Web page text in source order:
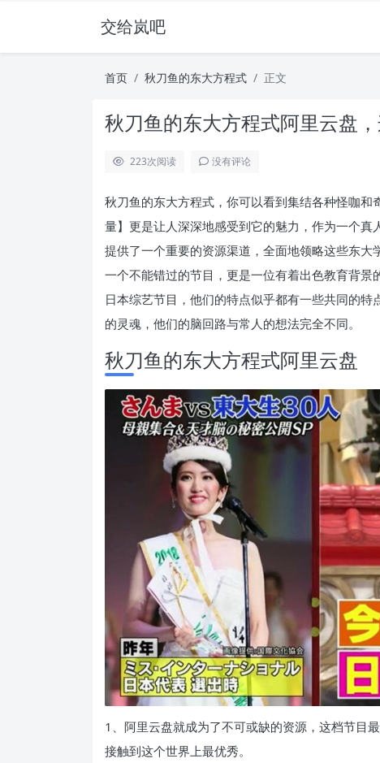
交给岚吧
首页 秋刀鱼的东大方程式 正文
秋刀鱼的东大方程式阿里云盘
223次阅读 没有评论
秋刀鱼的东大方程式，你可以看到集结各种怪咖
量】更是让人深深地感受到它的魅力，作为一个
提供了一个重要的资源渠道，全面地领略这些东
一个不能错过的节目，更是一位有着出色教育背
日本综艺节目，他们的特点似乎都有一些共同的
的灵魂，他们的脑回路与常人的想法完全不同。
秋刀鱼的东大方程式阿里云盘
1、阿里云盘就成为了不可或缺的资源，这档节目
接触到这个世界上最优秀。